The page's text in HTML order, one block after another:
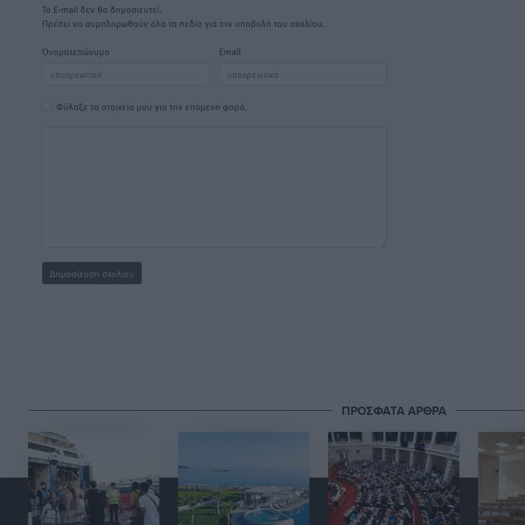
Το E-mail δεν θα δημοσιευτεί.
Πρέπει να συμπληρωθούν όλα τα πεδία για την υποβολή του σχολίου.
Όνοματεπώνυμο Email
Φύλαξε τα στοιχεία μου για την επόμενη φορά.
ΠΡΟΣΦΑΤΑ ΑΡΘΡΑ